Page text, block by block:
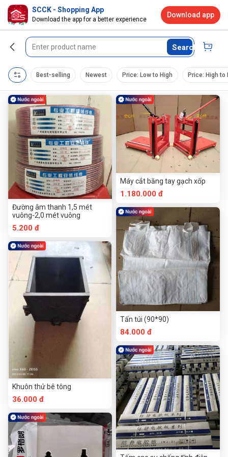
Search
Best-selling Newest Price: Low to High Price: High to
Đường âm thanh 1,5 mét
vuông-2,0 mét vuông
5.200 đ
Khuôn thử bê tông
36.000 đ
Máy cắt bằng tay gạch xốp
1.180.000 đ
Tấn túi (90*90)
84.000 đ
SCCK - Shopping App
Download the app for a better experience
Download app